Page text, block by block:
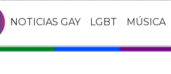
NOTICIAS GAY LGBT MÚSICA